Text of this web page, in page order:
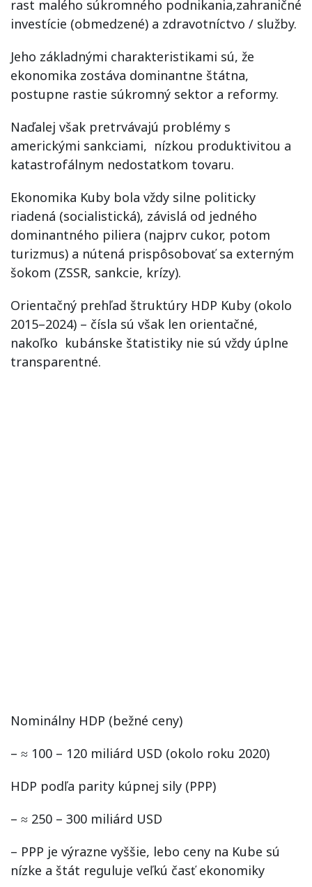
rast malého súkromného podnikania,zahraničné
investície (obmedzené) a zdravotníctvo / služby.
Jeho základnými charakteristikami sú, že
ekonomika zostáva dominantne štátna,
postupne rastie súkromný sektor a reformy.
Naďalej však pretrvávajú problémy s
americkými sankciami, nízkou produktivitou a
katastrofálnym nedostatkom tovaru.
Ekonomika Kuby bola vždy silne politicky
riadená (socialistická), závislá od jedného
dominantného piliera (najprv cukor, potom
turizmus) a nútená prispôsobovať sa externým
šokom (ZSSR, sankcie, krízy).
Orientačný prehľad štruktúry HDP Kuby (okolo
2015–2024) – čísla sú však len orientačné,
nakoľko kubánske štatistiky nie sú vždy úplne
transparentné.
Nominálny HDP (bežné ceny)
– ≈ 100 – 120 miliárd USD (okolo roku 2020)
HDP podľa parity kúpnej sily (PPP)
– ≈ 250 – 300 miliárd USD
– PPP je výrazne vyššie, lebo ceny na Kube sú
nízke a štát reguluje veľkú časť ekonomiky